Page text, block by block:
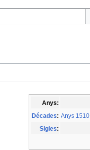
Anys:
Décades: Anys 1510
Sigles: